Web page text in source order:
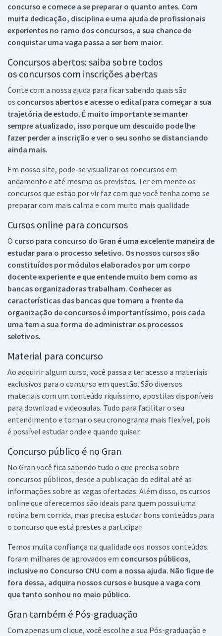
concurso e comece a se preparar o quanto antes. Com
muita dedicação, disciplina e uma ajuda de profissionais
experientes no ramo dos concursos, a sua chance de
conquistar uma vaga passa a ser bem maior.
Concursos abertos: saiba sobre todos
os concursos com inscrições abertas
Conte com a nossa ajuda para ficar sabendo quais são
os concursos abertos e acesse o edital para começar a sua
trajetória de estudo. É muito importante se manter
sempre atualizado, isso porque um descuido pode lhe
fazer perder a inscrição e ver o seu sonho se distanciando
ainda mais.
Em nosso site, pode-se visualizar os concursos em
andamento e até mesmo os previstos. Ter em mente os
concursos que estão por vir faz com que você tenha como se
preparar com mais calma e com muito mais qualidade.
Cursos online para concursos
O curso para concurso do Gran é uma excelente maneira de
estudar para o processo seletivo. Os nossos cursos são
constituídos por módulos elaborados por um corpo
docente experiente e que entende muito bem como as
bancas organizadoras trabalham. Conhecer as
características das bancas que tomam a frente da
organização de concursos é importantíssimo, pois cada
uma tem a sua forma de administrar os processos
seletivos.
Material para concurso
Ao adquirir algum curso, você passa a ter acesso a materiais
exclusivos para o concurso em questão. São diversos
materiais com um conteúdo riquíssimo, apostilas disponíveis
para download e videoaulas. Tudo para facilitar o seu
entendimento e tornar o seu cronograma mais flexível, pois
é possível estudar onde e quando quiser.
Concurso público é no Gran
No Gran você fica sabendo tudo o que precisa sobre
concursos públicos, desde a publicação do edital até as
informações sobre as vagas ofertadas. Além disso, os cursos
online que oferecemos são ideais para quem possui uma
rotina bem corrida, mas precisa estudar bons conteúdos para
o concurso que está prestes a participar.
Temos muita confiança na qualidade dos nossos conteúdos:
foram milhares de aprovados em concursos públicos,
inclusive no Concurso CNU com a nossa ajuda. Não fique de
fora dessa, adquira nossos cursos e busque a vaga com
que tanto sonhou no meio público.
Gran também é Pós-graduação
Com apenas um clique, você escolhe a sua Pós-graduação e